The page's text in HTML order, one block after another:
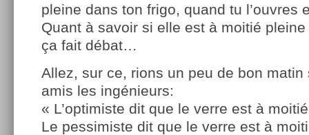
pleine dans ton frigo, quand tu l’ouvres
Quant à savoir si elle est à moitié
ça fait débat…
Allez, sur ce, rions un peu de bon
amis les ingénieurs:
« L’optimiste dit que le verre est à
Le pessimiste dit que le verre est à